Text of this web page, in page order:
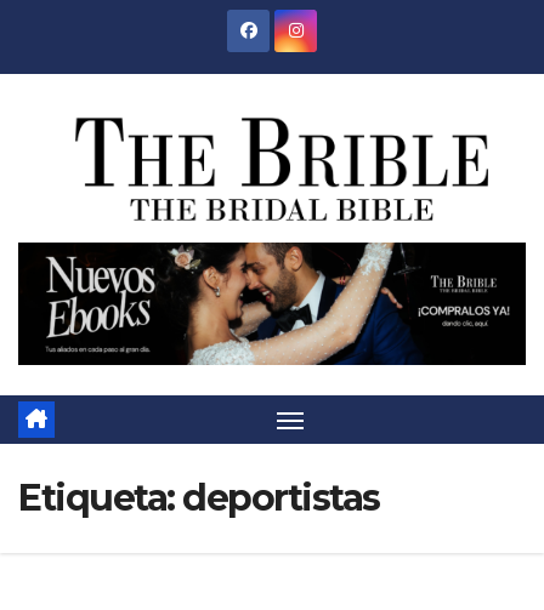
Etiqueta:deportistas